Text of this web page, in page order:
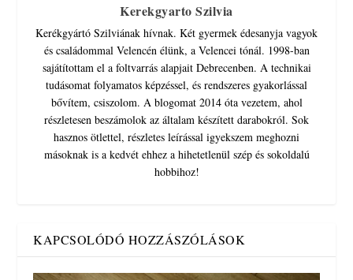
Kerekgyarto Szilvia
Kerékgyártó Szilviának hívnak. Két gyermek édesanyja vagyok
és családommal Velencén élünk, a Velencei tónál. 1998-ban
sajátítottam el a foltvarrás alapjait Debrecenben. A technikai
tudásomat folyamatos képzéssel, és rendszeres gyakorlással
bővítem, csiszolom. A blogomat 2014 óta vezetem, ahol
részletesen beszámolok az általam készített darabokról. Sok
hasznos ötlettel, részletes leírással igyekszem meghozni
másoknak is a kedvét ehhez a hihetetlenül szép és sokoldalú
hobbihoz!
KAPCSOLÓDÓ HOZZÁSZÓLÁSOK